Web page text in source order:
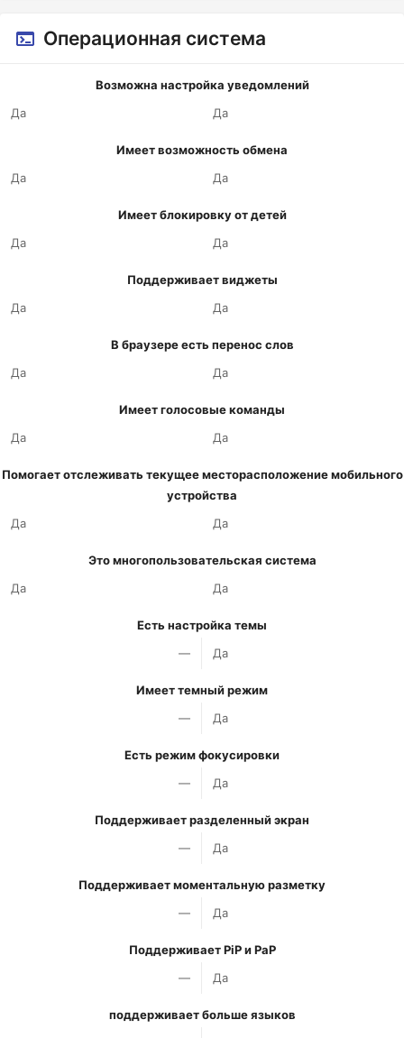
Операционная система
Возможна настройка уведомлений
Да
Да
Имеет возможность обмена
Да
Да
Имеет блокировку от детей
Да
Да
Поддерживает виджеты
Да
Да
В браузере есть перенос слов
Да
Да
Имеет голосовые команды
Да
Да
Помогает отслеживать текущее месторасположение мобильного
устройства
Да
Да
Это многопользовательская система
Да
Да
Есть настройка темы
—
Да
Имеет темный режим
—
Да
Есть режим фокусировки
—
Да
Поддерживает разделенный экран
—
Да
Поддерживает моментальную разметку
—
Да
Поддерживает PiP и PaP
—
Да
поддерживает больше языков